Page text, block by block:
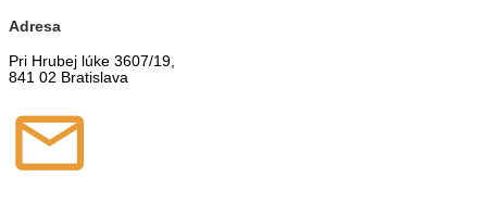
Adresa
Pri Hrubej lúke 3607/19,
841 02 Bratislava